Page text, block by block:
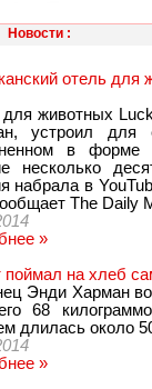
Новости:
отель для
животных
устроил для
в форме
несколько
набрала в
The Daily
»
поймал на хлеб
Энди Харман
68
длилась около
»